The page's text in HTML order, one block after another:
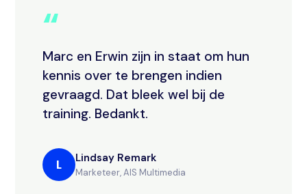
“
Marc en Erwin zijn in staat om hun
kennis over te brengen indien
gevraagd. Dat bleek wel bij de
training. Bedankt.
L Lindsay Remark
Marketeer, AIS Multimedia